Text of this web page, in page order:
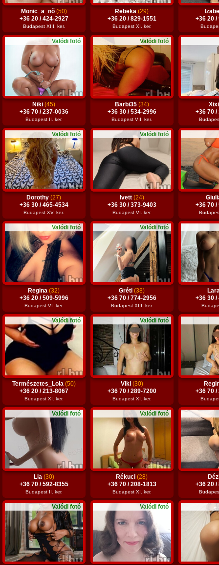
Monic_a_nő (50)
+36 20 / 424-2927
Budapest XIII. ker.
Rebeka(29)
+36 20 / 829-1551
Budapest XI. ker.
+36 20 /
Valódi fotó
Niki(45)
+36 70 / 237-0036
Budapest II. ker.
Valódi fotó
Barbi35 (34)
+36 30 / 534-2996
Budapest VII. ker.
+36 70 /
Valódi fotó
Dorothy(27)
+36 30 / 465-4534
Budapest XV. ker.
Valódi fotó
Ivett (24)
+36 30 / 373-9403
Budapest VI. ker.
+36 70 /
Valódi fotó
Regina(32)
+36 20 / 509-5996
Budapest VI. ker.
Valódi fotó
Gréti(38)
+36 70 / 774-2956
Budapest XIII. ker.
+36 30 /
Valódi fotó
Természetes_Lola (50)
+36 20 / 213-8067
Budapest XI. ker.
Valódi fotó
Viki (30)
+36 70 / 289-7200
Budapest XI. ker.
+36 70 /
Valódi fotó
Lia (30)
+36 70 / 592-8355
Budapest II. ker.
Valódi fotó
Rékuci(28)
+36 70 / 208-1813
Budapest XI. ker.
+36 20 /
Valódi fotó Valódi fotó